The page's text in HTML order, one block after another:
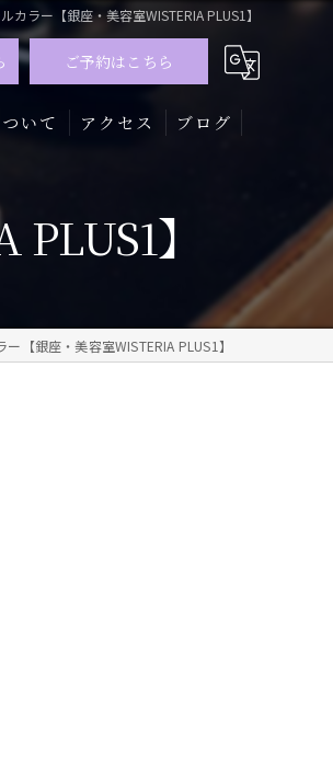
カラー【銀座・美容室WISTERIA PLUS1】
ご予約はこちら
いて アクセス ブログ
】
【銀座・美容室WISTERIA PLUS1】